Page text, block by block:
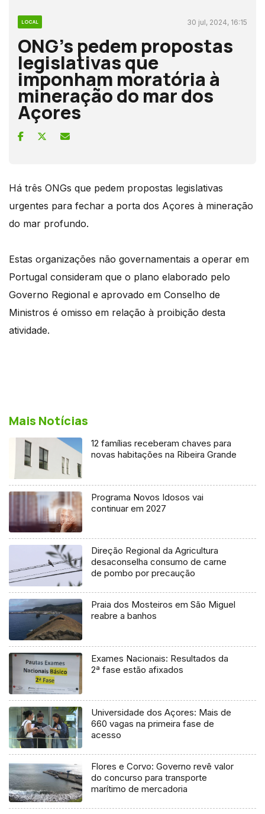
LOCAL 30 jul, 2024, 16:15
ONG’s pedem propostas
legislativas que
imponham moratória à
mineração do mar dos
Açores
Há três ONGs que pedem propostas legislativas
urgentes para fechar a porta dos Açores à mineração
do mar profundo.
Estas organizações não governamentais a operar em
Portugal consideram que o plano elaborado pelo
Governo Regional e aprovado em Conselho de
Ministros é omisso em relação à proibição desta
atividade.
Mais Notícias
12 famílias receberam chaves para
novas habitações na Ribeira Grande
Programa Novos Idosos vai
continuar em 2027
Direção Regional da Agricultura
desaconselha consumo de carne
de pombo por precaução
Praia dos Mosteiros em São Miguel
reabre a banhos
Exames Nacionais: Resultados da
2ª fase estão afixados
Universidade dos Açores: Mais de
660 vagas na primeira fase de
acesso
Flores e Corvo: Governo revê valor
do concurso para transporte
marítimo de mercadoria